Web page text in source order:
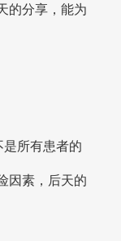
的分享，能为
是所有患者的
因素，后天的